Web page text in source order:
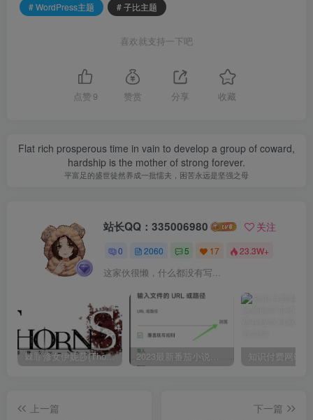
# WordPress主题
# 子比主题
喜欢就支持一下吧
点赞 9 赞赏 分享 收藏
Flat rich prosperous time in vain to develop a group of coward,
hardship is the mother of strong forever.
平富足的盛世徒然养成一批懦夫，困苦永远是坚强之母
站长QQ：335006980 关注
0 2060 5 17 23.3W+
这家伙很懒，什么都没有写...
棘罪修女伊妮莎(ThornSin) ver0.11 官方中文版 ACT游戏&神作 2.1G
上一篇
下一篇